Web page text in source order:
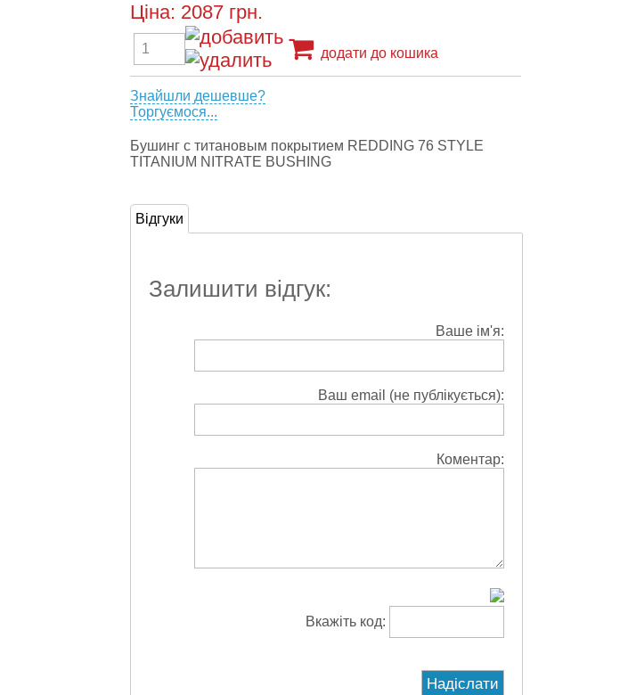
Ціна: 2087 грн.
додати до кошика
Знайшли дешевше?
Торгуємося...
Бушинг с титановым покрытием REDDING 76 STYLE
TITANIUM NITRATE BUSHING
Відгуки
Залишити відгук:
Ваше ім'я:
Ваш email (не публікується):
Коментар:
Вкажіть код: